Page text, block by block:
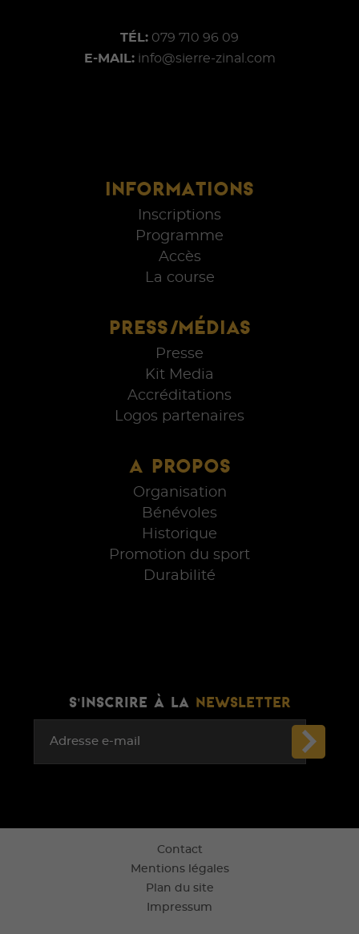
INFORMATIONS
Inscriptions
Programme
Accès
La course
PRESS/MÉDIAS
Presse
Kit Media
Accréditations
Logos partenaires
A PROPOS
Organisation
Bénévoles
Historique
Promotion du sport
Durabilité
TÉL: 079 710 96 09
E-MAIL: info@sierre-zinal.com
S'INSCRIRE À LA NEWSLETTER
Adresse e-mail
Contact
Mentions légales
Plan du site
Impressum